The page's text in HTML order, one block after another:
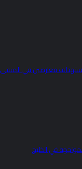
استهداف معارضين في المنفى
في الخليج